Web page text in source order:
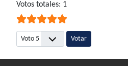
Ratio:5/5
Votos totales: 1
Por favor, vote